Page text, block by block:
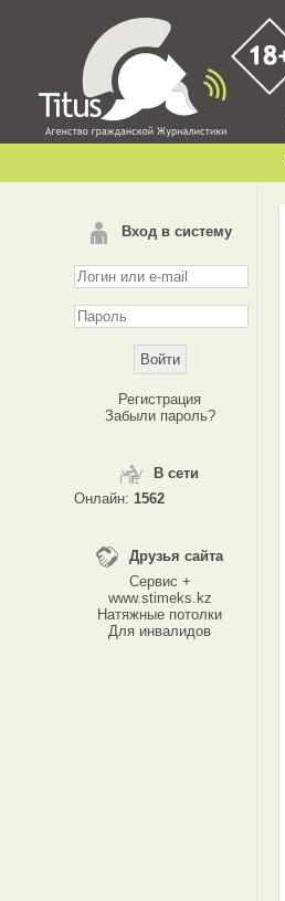
Вход в систему
Регистрация
Забыли пароль?
В сети
Онлайн: 1562
Друзья сайта
Сервис +
www.stimeks.kz
Натяжные потолки
Для инвалидов